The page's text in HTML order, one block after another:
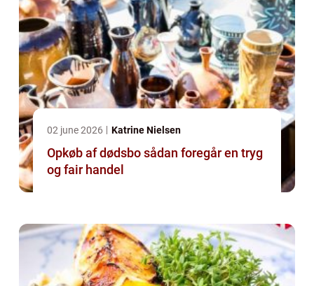
02 june 2026 Katrine Nielsen
Opkøb af dødsbo sådan foregår en tryg
og fair handel